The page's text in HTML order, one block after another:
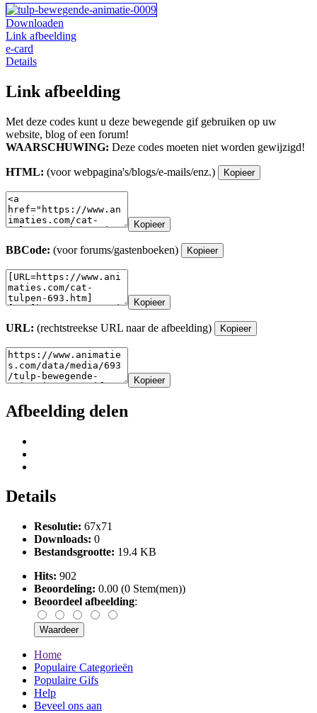
Downloaden
Link afbeelding
e-card
Details
Link afbeelding
Met deze codes kunt u deze bewegende gif gebruiken op uw
website, blog of een forum!
WAARSCHUWING: Deze codes moeten niet worden gewijzigd!
HTML: (voor webpagina's/blogs/e-mails/enz.) Kopieer
Kopieer
BBCode: (voor forums/gastenboeken) Kopieer
Kopieer
URL: (rechtstreekse URL naar de afbeelding) Kopieer
Kopieer
Afbeelding delen
Details
Resolutie: 67x71
Downloads: 0
Bestandsgrootte: 19.4 KB
Hits: 902
Beoordeling: 0.00 (0 Stem(men))
Beoordeel afbeelding:
Home
Populaire Categorieën
Populaire Gifs
Help
Beveel ons aan